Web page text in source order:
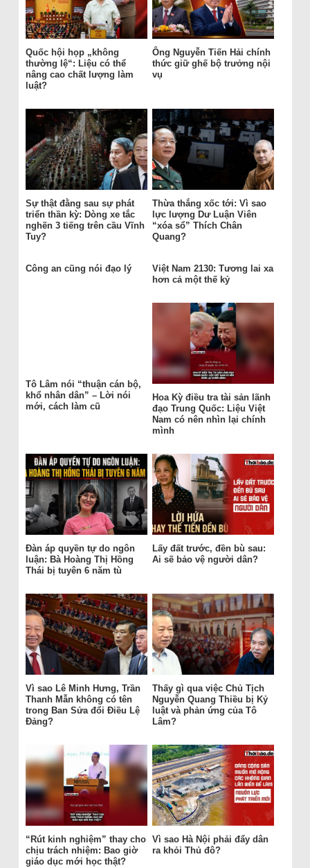
Quốc hội họp „không
thường lệ“: Liệu có thể
nâng cao chất lượng làm
luật?
Ông Nguyễn Tiến Hải chính
thức giữ ghế bộ trưởng nội
vụ
Sự thật đằng sau sự phát
triển thần kỳ: Dòng xe tắc
nghẽn 3 tiếng trên cầu Vĩnh
Tuy?
Thừa thắng xốc tới: Vì sao
lực lượng Dư Luận Viên
“xóa sổ” Thích Chân
Quang?
Công an cũng nói đạo lý
Việt Nam 2130: Tương lai xa
hơn cả một thế kỷ
Tô Lâm nói “thuận cán bộ,
khổ nhân dân” – Lời nói
mới, cách làm cũ
Hoa Kỳ điều tra tài sản lãnh
đạo Trung Quốc: Liệu Việt
Nam có nên nhìn lại chính
mình
Đàn áp quyền tự do ngôn
luận: Bà Hoàng Thị Hồng
Thái bị tuyên 6 năm tù
Lấy đất trước, đền bù sau:
Ai sẽ bảo vệ người dân?
Vì sao Lê Minh Hưng, Trần
Thanh Mẫn không có tên
trong Ban Sửa đổi Điều Lệ
Đảng?
Thấy gì qua việc Chủ Tịch
Nguyễn Quang Thiều bị Kỷ
luật và phản ứng của Tô
Lâm?
“Rút kinh nghiệm” thay cho
chịu trách nhiệm: Bao giờ
giáo dục mới học thật?
Vì sao Hà Nội phải đẩy dân
ra khỏi Thủ đô?